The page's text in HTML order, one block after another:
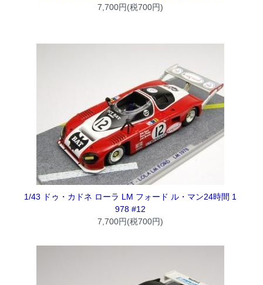
7,700円(税700円)
1/43 ドゥ・カドネ ローラ LM フォード ル・マン24時間 1
978 #12
7,700円(税700円)